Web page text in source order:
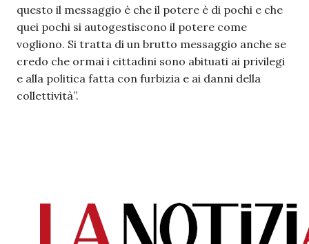
questo il messaggio è che il potere è di pochi e che
quei pochi si autogestiscono il potere come
vogliono. Si tratta di un brutto messaggio anche se
credo che ormai i cittadini sono abituati ai privilegi
e alla politica fatta con furbizia e ai danni della
collettività”.